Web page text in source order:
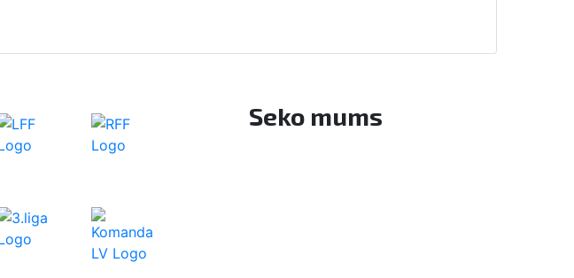
Seko mums